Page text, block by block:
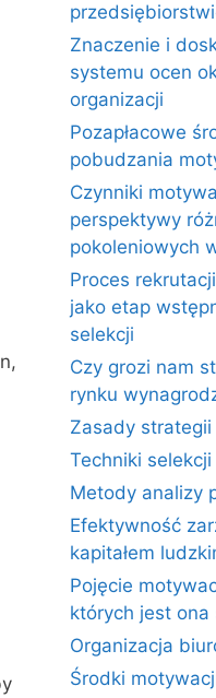
Znaczenie i
systemu ocen
organizacji
Pozapłacowe
pobudzania
Czynniki
perspektywy
pokoleniowych
Proces
jako etap
selekcji
Czy grozi nam
rynku
Zasady
Techniki
Metody analizy
Efektywność
kapitałem
Pojęcie
których jest ona
Organizacja
Środki